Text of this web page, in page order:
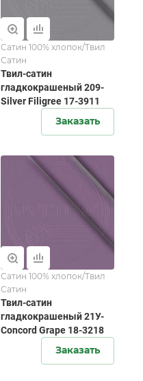
Сатин 100% хлопок/Твил
Сатин
Твил-сатин
гладкокрашеный 209-
Silver Filigree 17-3911
Заказать
Сатин 100% хлопок/Твил
Сатин
Твил-сатин
гладкокрашеный 21У-
Concord Grape 18-3218
Заказать